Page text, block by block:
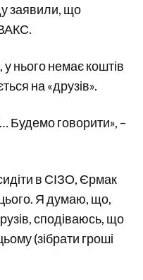
заявили, що
нього немає коштів
на «друзів».
Будемо говорити», –
в СІЗО, Єрмак
Я думаю, що,
сподіваюсь, що
(зібрати гроші